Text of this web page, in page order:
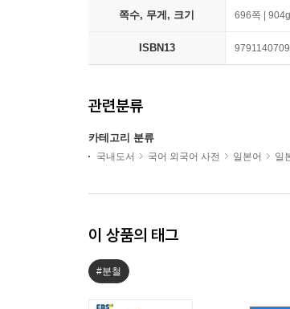
쪽수, 무게, 크기 696쪽 |
ISBN13
관련분류
카테고리 분류
국내도서 국어 외국어 사전 일본어 일
이 상품의 태그
#분철